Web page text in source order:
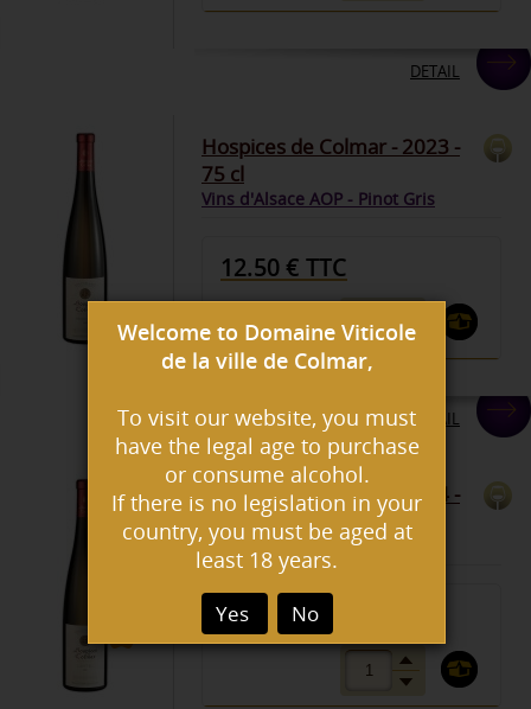
DETAIL
Hospices de Colmar - 2023 -
75 cl
Vins d'Alsace AOP - Pinot Gris
12.50 € TTC
DETAIL
Hospices de Colmar - 2024 -
75 cl
Vins d'Alsace AOP - Gentil
12.50 € TTC
Welcome to Domaine Viticole
de la ville de Colmar,
To visit our website, you must
have the legal age to purchase
or consume alcohol.
If there is no legislation in your
country, you must be aged at
least 18 years.
Yes No